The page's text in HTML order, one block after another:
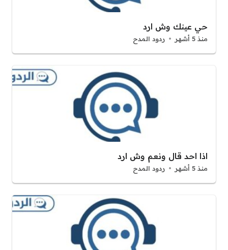
حي عينك وش ارد
منذ 5 أشهر ردود المدح
اذا احد قال ونعم وش ارد
منذ 5 أشهر ردود المدح